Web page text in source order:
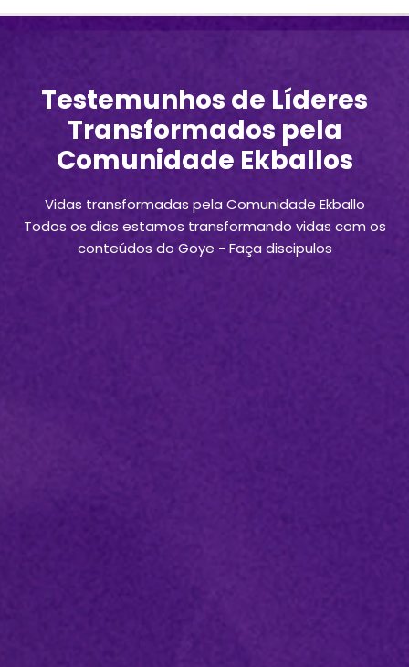
Testemunhos de Líderes
Transformados pela
Comunidade Ekballos
Vidas transformadas pela Comunidade Ekballo
Todos os dias estamos transformando vidas com os
conteúdos do Goye - Faça discipulos